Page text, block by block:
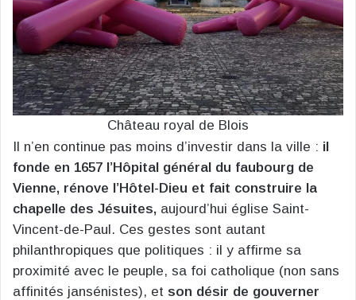
Château royal de Blois
Il n’en continue pas moins d’investir dans la ville : il
fonde en 1657 l’Hôpital général du faubourg de
Vienne, rénove l’Hôtel-Dieu et fait construire la
chapelle des Jésuites, aujourd’hui église Saint-
Vincent-de-Paul. Ces gestes sont autant
philanthropiques que politiques : il y affirme sa
proximité avec le peuple, sa foi catholique (non sans
affinités jansénistes), et son désir de gouverner